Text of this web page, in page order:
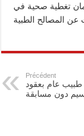
تغطية صحية في
Précédent
600 طبيب عام بعقود
دون مسابقة